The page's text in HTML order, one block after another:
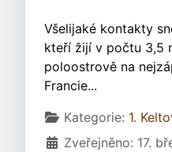
Všelijaké kontakty
kteří žijí v počtu 3,5
poloostrově na
Francie...
Základní údaje
Kategorie: 1.
Zveřejněno: 17.